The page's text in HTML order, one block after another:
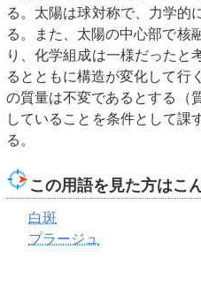
る。太陽は球対称で、力学的
る。また、太陽の中心部で核
り、化学組成は一様だったと
るとともに構造が変化して行
の質量は不変であるとする（
していることを条件として課
る。
この用語を見た方はこ
白斑
プラージュ